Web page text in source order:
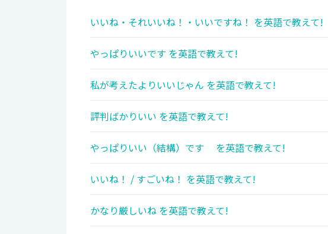
いいね・それいいね！・いいですね！ を英語で教えて!
やっぱりいいです を英語で教えて!
私が考えたよりいいじゃん を英語で教えて!
評判ばかりいい を英語で教えて!
やっぱりいい（結構）です を英語で教えて!
いいね！ / すごいね！ を英語で教えて!
かなり厳しいね を英語で教えて!